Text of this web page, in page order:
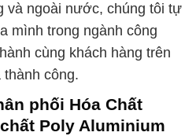
và ngoài nước, chúng tôi tự
mình trong ngành công
cùng khách hàng trên
thành công.
phối Hóa Chất
Poly Aluminium